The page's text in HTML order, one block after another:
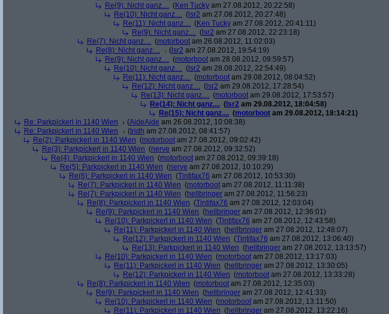
Re(9): Nicht ganz.... (Ken Tucky am 27.08.2012, 20:22:58)
Re(10): Nicht ganz.... ( lsr2 am 27.08.2012, 20:27:48)
Re(11): Nicht ganz.... (Ken Tucky am 27.08.2012, 20:41:11)
Re(9): Nicht ganz.... ( lsr2 am 27.08.2012, 22:23:18)
Re(7): Nicht ganz.... (motorboot am 26.08.2012, 11:02:03)
Re(8): Nicht ganz....
( lsr2 am 27.08.2012, 19:54:19)
Re(9): Nicht ganz.... (motorboot am 28.08.2012, 09:59:57)
Re(10): Nicht ganz.... ( lsr2 am 28.08.2012, 22:54:49)
Re(11): Nicht ganz.... (motorboot am 29.08.2012, 08:04:52)
Re(12): Nicht ganz.... ( lsr2 am 29.08.2012, 17:28:54)
Re(13): Nicht ganz.... (motorboot am 29.08.2012, 17:53:57)
Re(14): Nicht ganz.... ( lsr2 am 29.08.2012, 18:04:58)
Re(15): Nicht ganz.... (motorboot am 29.08.2012, 18:14:21)
Re: Parkpickerl in 1140 Wien
(AideAide am 26.08.2012, 10:08:38)
Re: Parkpickerl in 1140 Wien
(tridh am 27.08.2012, 08:41:57)
Re(2): Parkpickerl in 1140 Wien (motorboot am 27.08.2012, 09:02:42)
Re(3): Parkpickerl in 1140 Wien (nerve am 27.08.2012, 09:32:52)
Re(4): Parkpickerl in 1140 Wien (motorboot am 27.08.2012, 09:39:18)
Re(5): Parkpickerl in 1140 Wien (nerve am 27.08.2012, 10:10:29)
Re(6): Parkpickerl in 1140 Wien (Tintifax76 am 27.08.2012, 10:53:30)
Re(7): Parkpickerl in 1140 Wien (motorboot am 27.08.2012, 11:11:38)
Re(7): Parkpickerl in 1140 Wien (hellbringer am 27.08.2012, 11:56:23)
Re(8): Parkpickerl in 1140 Wien (Tintifax76 am 27.08.2012, 12:03:04)
Re(9): Parkpickerl in 1140 Wien (hellbringer am 27.08.2012, 12:36:01)
Re(10): Parkpickerl in 1140 Wien (Tintifax76 am 27.08.2012, 12:43:58)
Re(11): Parkpickerl in 1140 Wien (hellbringer am 27.08.2012, 12:48:07)
Re(12): Parkpickerl in 1140 Wien (Tintifax76 am 27.08.2012, 13:06:40)
Re(13): Parkpickerl in 1140 Wien (hellbringer am 27.08.2012, 13:13:57)
Re(10): Parkpickerl in 1140 Wien (motorboot am 27.08.2012, 13:17:03)
Re(11): Parkpickerl in 1140 Wien (hellbringer am 27.08.2012, 13:30:05)
Re(12): Parkpickerl in 1140 Wien (motorboot am 27.08.2012, 13:33:28)
Re(8): Parkpickerl in 1140 Wien (motorboot am 27.08.2012, 12:35:03)
Re(9): Parkpickerl in 1140 Wien (hellbringer am 27.08.2012, 12:41:33)
Re(10): Parkpickerl in 1140 Wien (motorboot am 27.08.2012, 13:11:50)
Re(11): Parkpickerl in 1140 Wien (hellbringer am 27.08.2012, 13:22:16)